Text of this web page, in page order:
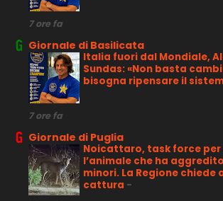
7 ore fa
Giornale di Basilicata
Italia fuori dal Mondiale,
Sundas: «Non basta
bisogna ripensare il
7 ore fa
Giornale di Puglia
Noicattaro, task force
l’animale che ha
minori. La Regione chiede
cattura -